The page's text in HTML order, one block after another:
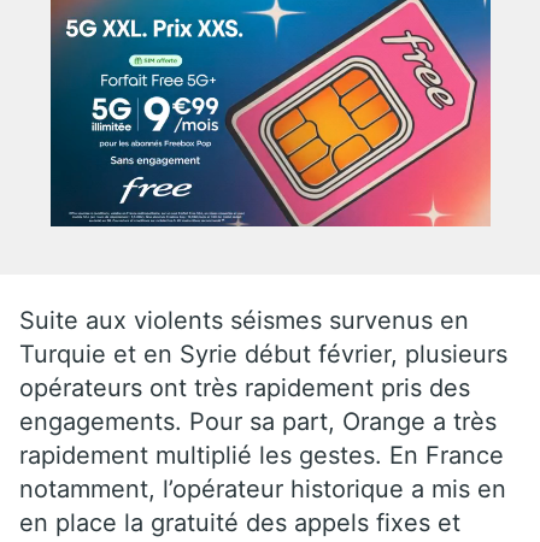
Suite aux violents séismes survenus en
Turquie et en Syrie début février, plusieurs
opérateurs ont très rapidement pris des
engagements. Pour sa part, Orange a très
rapidement multiplié les gestes. En France
notamment, l’opérateur historique a mis en
en place la gratuité des appels fixes et